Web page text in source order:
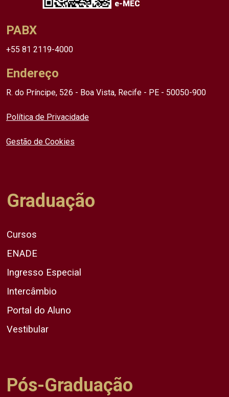
PABX
+55 81 2119-4000
Endereço
R. do Príncipe, 526 - Boa Vista, Recife - PE - 50050-900
Política de Privacidade
Gestão de Cookies
Graduação
Cursos
ENADE
Ingresso Especial
Intercâmbio
Portal do Aluno
Vestibular
Pós-Graduação